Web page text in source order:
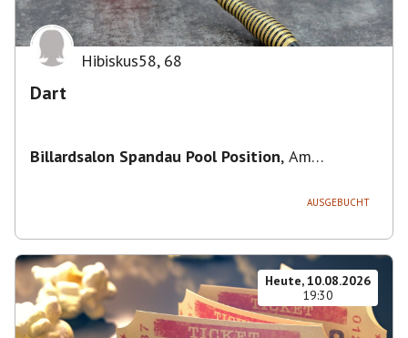
Hibiskus58, 68
Dart
Billardsalon Spandau Pool Position, Am
AUSGEBUCHT
Heute, 10.08.2026
19:30